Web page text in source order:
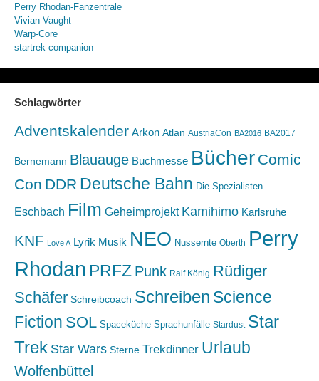
Perry Rhodan-Fanzentrale
Vivian Vaught
Warp-Core
startrek-companion
Schlagwörter
Adventskalender Arkon Atlan AustriaCon BA2016 BA2017
Bernemann Blauauge Buchmesse Bücher Comic
Con DDR Deutsche Bahn Die Spezialisten
Eschbach Film Geheimprojekt Kamihimo Karlsruhe
KNF Love A Lyrik Musik NEO Nussernte Oberth Perry
Rhodan PRFZ Punk Ralf König Rüdiger
Schäfer Schreibcoach Schreiben Science
Fiction SOL Spaceküche Sprachunfälle Stardust Star
Trek Star Wars Sterne Trekdinner Urlaub
Wolfenbüttel